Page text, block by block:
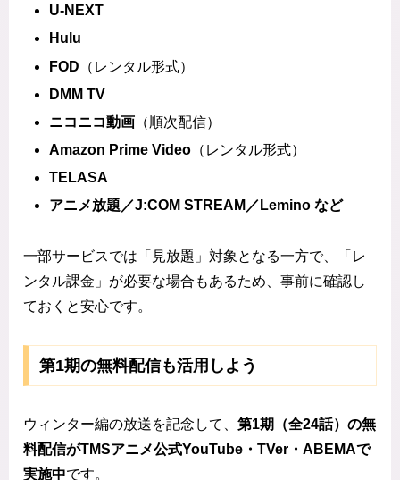
U-NEXT
Hulu
FOD （レンタル形式）
DMM TV
ニコニコ動画 （順次配信）
Amazon Prime Video （レンタル形式）
TELASA
アニメ放題／J:COM STREAM／Lemino など
一部サービスでは「見放題」対象となる一方で、「レ
ンタル課金」が必要な場合もあるため、事前に確認し
ておくと安心です。
第1期の無料配信も活用しよう
ウィンター編の放送を記念して、 第1期（全24話）の無
料配信がTMSアニメ公式YouTube・TVer・ABEMAで
実施中です。